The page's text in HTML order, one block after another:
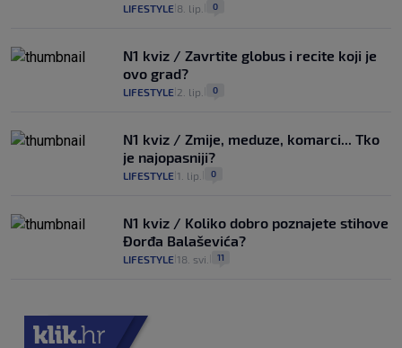
LIFESTYLE 8. lip. 0
N1 kviz / Zavrtite globus i recite koji je
ovo grad?
LIFESTYLE 2. lip. 0
N1 kviz / Zmije, meduze, komarci... Tko
je najopasniji?
LIFESTYLE 1. lip. 0
N1 kviz / Koliko dobro poznajete stihove
Đorđa Balaševića?
LIFESTYLE 18. svi. 11